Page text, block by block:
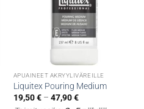
APUAINEET AKRYYLIVÄREILLE
Liquitex Pouring Medium
19,50€ – 47,90€Hintaluokka: